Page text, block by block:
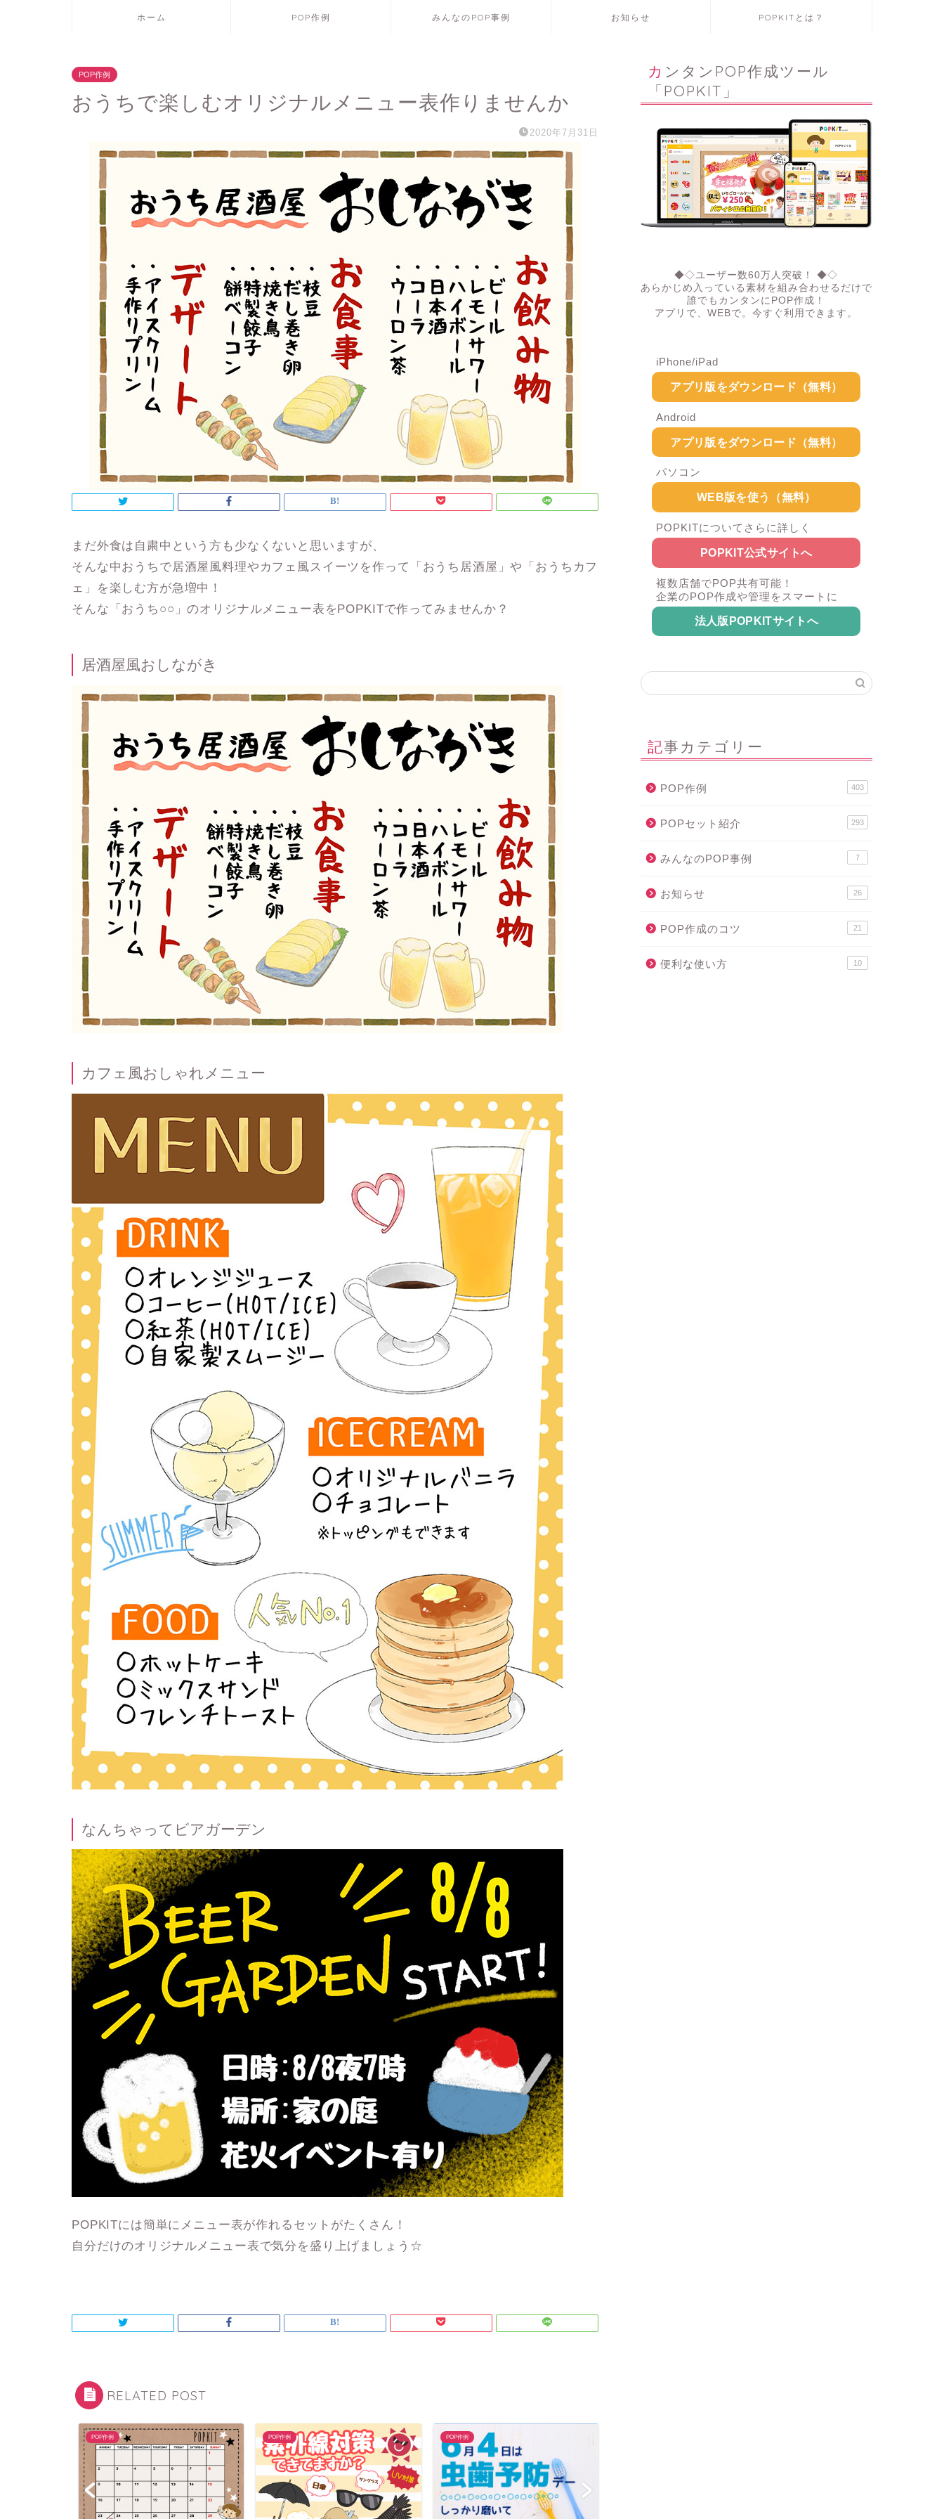
ホーム POP作例 みんなのPOP事例 お知らせ POPKITとは？
POP作例
おうちで楽しむオリジナルメニュー表作りませんか
2020年7月31日
まだ外食は自粛中という方も少なくないと思いますが、
そんな中おうちで居酒屋風料理やカフェ風スイーツを作って「おうち居酒屋」や「おうちカフ
ェ」を楽しむ方が急増中！
そんな「おうち○○」のオリジナルメニュー表をPOPKITで作ってみませんか？
居酒屋風おしながき
カフェ風おしゃれメニュー
なんちゃってビアガーデン
POPKITには簡単にメニュー表が作れるセットがたくさん！
自分だけのオリジナルメニュー表で気分を盛り上げましょう☆
RELATED POST
POP作例 POP作例 POP作例
カンタンPOP作成ツール
「POPKIT」
◆◇ユーザー数60万人突破！ ◆◇
あらかじめ入っている素材を組み合わせるだけで
誰でもカンタンにPOP作成！
アプリで、WEBで。今すぐ利用できます。
iPhone/iPad
アプリ版をダウンロード（無料）
Android
アプリ版をダウンロード（無料）
パソコン
WEB版を使う（無料）
POPKITについてさらに詳しく
POPKIT公式サイトへ
複数店舗でPOP共有可能！
企業のPOP作成や管理をスマートに
法人版POPKITサイトへ
記事カテゴリー
POP作例 403
POPセット紹介 293
みんなのPOP事例 7
お知らせ 26
POP作成のコツ 21
便利な使い方 10